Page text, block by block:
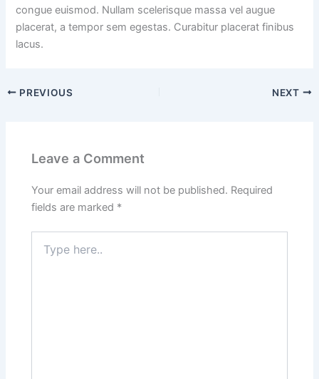
congue euismod. Nullam scelerisque massa vel augue
placerat, a tempor sem egestas. Curabitur placerat finibus
lacus.
PREVIOUS NEXT
Leave a Comment
Your email address will not be published. Required
fields are marked *
here..